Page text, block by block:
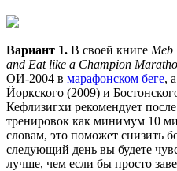
Вариант 1. В своей книге Meb
and Eat like a Champion
ОИ-2004 в марафонском беге,
Йоркского (2009) и
Кефлизигхи рекомендует
тренировок как минимум 10
словам, это поможет снизить
следующий день вы будете
лучше, чем если бы просто